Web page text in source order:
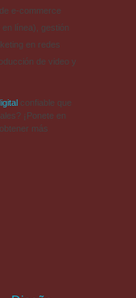
e-commerce
línea), gestión
en redes
de video y
confiable que
¡Ponete en
más